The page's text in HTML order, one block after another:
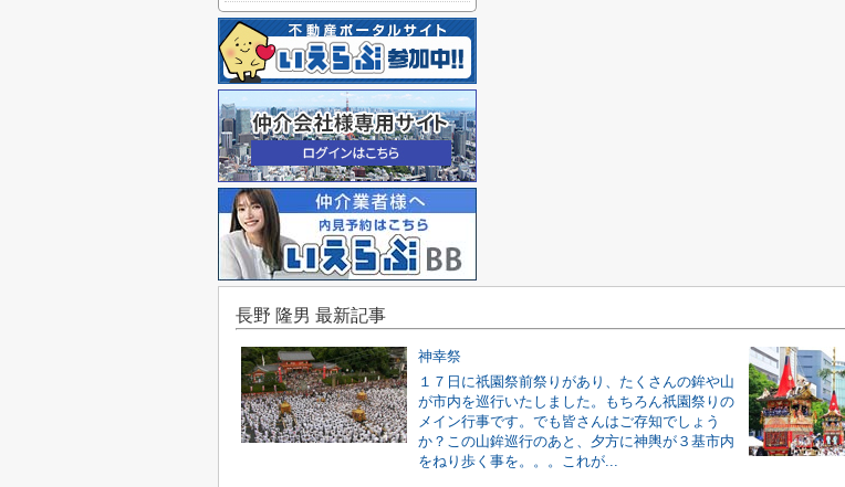
長野 隆男 最新記事
神幸祭
１７日に祇園祭前祭りがあり、たくさんの鉾や山
が市内を巡行いたしました。もちろん祇園祭りの
メイン行事です。でも皆さんはご存知でしょう
か？この山鉾巡行のあと、夕方に神輿が３基市内
をねり歩く事を。。。これが...